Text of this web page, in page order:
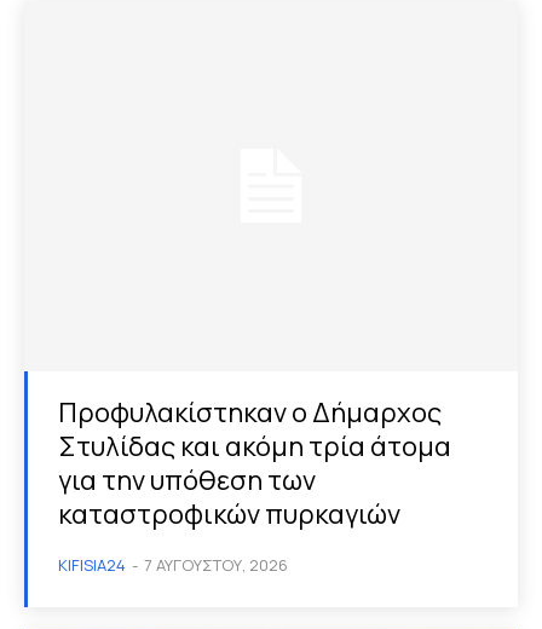
Προφυλακίστηκαν ο Δήμαρχος
Στυλίδας και ακόμη τρία άτομα
για την υπόθεση των
καταστροφικών πυρκαγιών
KIFISIA24 - 7 ΑΥΓΟΎΣΤΟΥ, 2026